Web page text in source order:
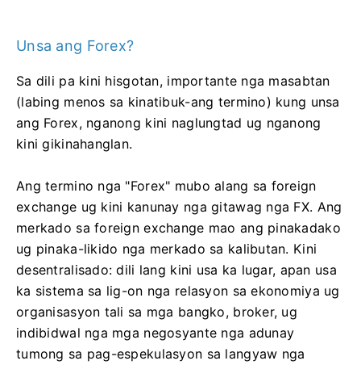
Unsa ang Forex?
Sa dili pa kini hisgotan, importante nga masabtan
(labing menos sa kinatibuk-ang termino) kung unsa
ang Forex, nganong kini naglungtad ug nganong
kini gikinahanglan.
Ang termino nga "Forex" mubo alang sa foreign
exchange ug kini kanunay nga gitawag nga FX. Ang
merkado sa foreign exchange mao ang pinakadako
ug pinaka-likido nga merkado sa kalibutan. Kini
desentralisado: dili lang kini usa ka lugar, apan usa
ka sistema sa lig-on nga relasyon sa ekonomiya ug
organisasyon tali sa mga bangko, broker, ug
indibidwal nga mga negosyante nga adunay
tumong sa pag-espekulasyon sa langyaw nga